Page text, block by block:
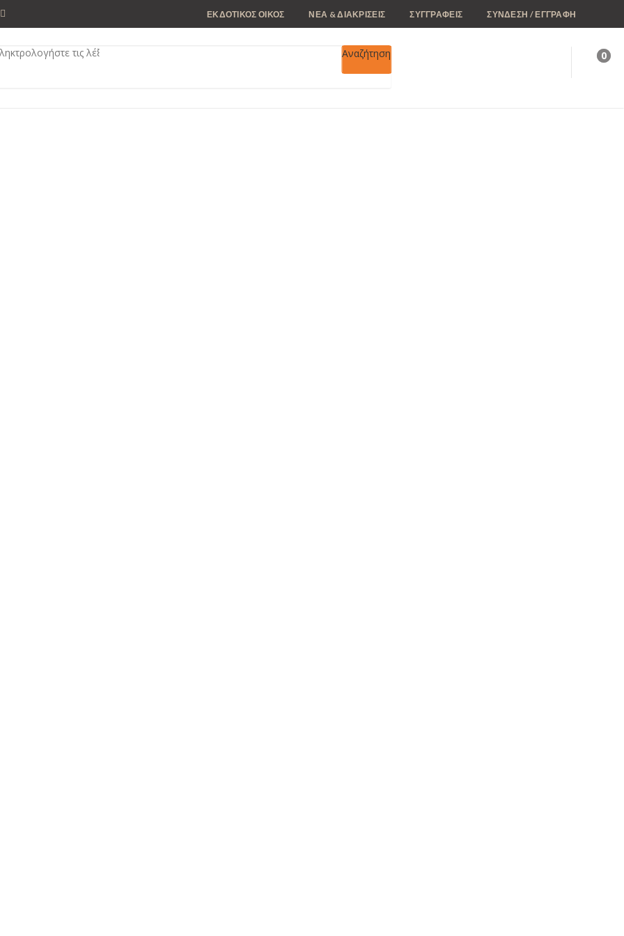
ΕΚΔΟΤΙΚΟΣ ΟΙΚΟΣ ΝΕΑ & ΔΙΑΚΡΙΣΕΙΣ ΣΥΓΓΡΑΦΕΙΣ ΣΥΝΔΕΣΗ / ΕΓΓΡΑΦΗ
Αναζήτηση 0